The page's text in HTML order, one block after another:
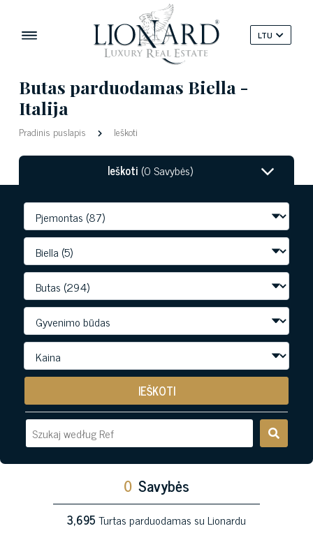
LTU
Butas parduodamas Biella -
Italija
Pradinis puslapis Ieškoti
Ieškoti (0 Savybės)
IEŠKOTI
0 Savybės
3,695Turtas parduodamas su Lionardu